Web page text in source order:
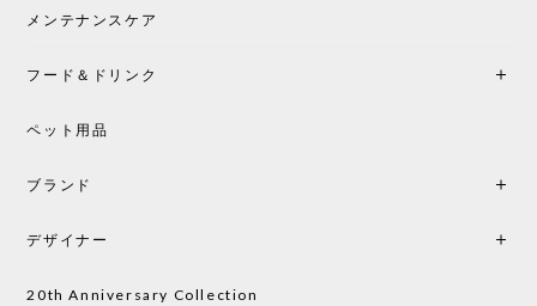
メンテナンスケア
フード＆ドリンク
ペット用品
ブランド
デザイナー
20th Anniversary Collection